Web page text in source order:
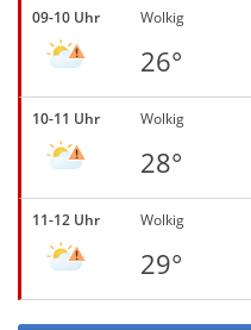
09-10 Uhr Wolkig
26°
10-11 Uhr Wolkig
28°
11-12 Uhr Wolkig
29°